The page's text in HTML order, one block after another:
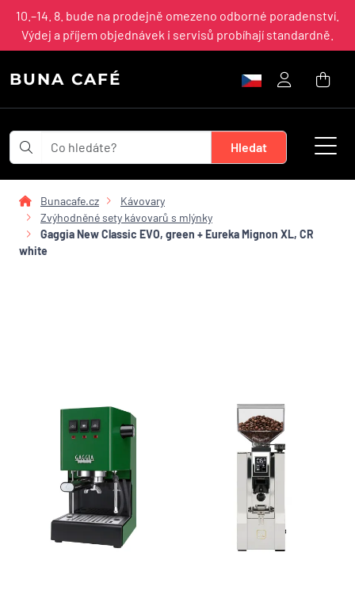
10.–14. 8. bude na prodejně omezeno odborné poradenství.
Výdej a příjem objednávek i servisů probíhají standardně.
BUNA CAFÉ
Bunacafe.cz
Kávovary
Zvýhodněné sety kávovarů s mlýnky
Gaggia New Classic EVO, green + Eureka Mignon XL, CR
white